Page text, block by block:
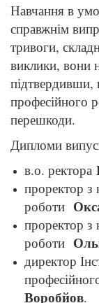
Навчання в
справжнім
тривоги,
виклики, вони
підтвердивши,
професійного
перешкоди.
Дипломи
в.о. ректора
проректор з
роботи
проректор з
роботи
директор
Воробйов.